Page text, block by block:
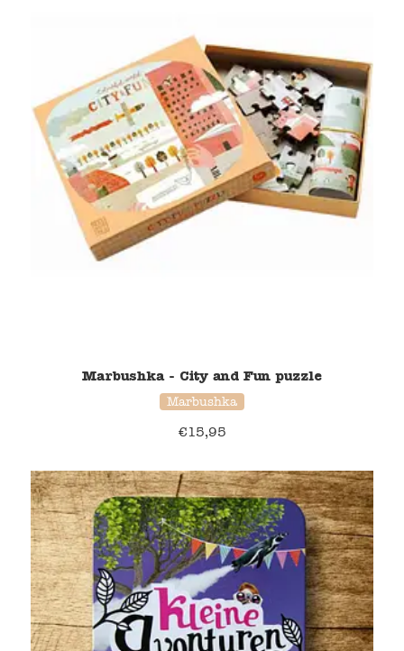
Marbushka - City and Fun puzzle
Marbushka
€15,95